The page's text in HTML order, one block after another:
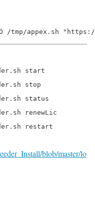
start
stop
status
renewLic
restart
blob/master/lo